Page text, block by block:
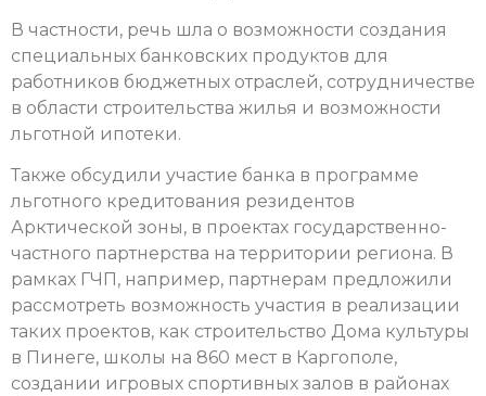
В частности, речь шла о возможности создания
специальных банковских продуктов для
работников бюджетных отраслей, сотрудничестве
в области строительства жилья и возможности
льготной ипотеки.
Также обсудили участие банка в программе
льготного кредитования резидентов
Арктической зоны, в проектах государственно-
частного партнерства на территории региона. В
рамках ГЧП, например, партнерам предложили
рассмотреть возможность участия в реализации
таких проектов, как строительство Дома культуры
в Пинеге, школы на 860 мест в Каргополе,
создании игровых спортивных залов в районах